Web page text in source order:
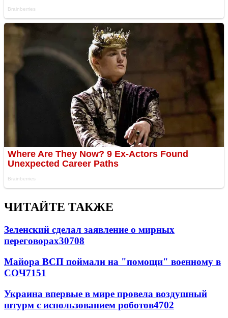
ЧИТАЙТЕ ТАКЖЕ
Зеленский сделал заявление о мирных
переговорах30708
Майора ВСП поймали на "помощи" военному в
СОЧ7151
Украина впервые в мире провела воздушный
штурм с использованием роботов4702